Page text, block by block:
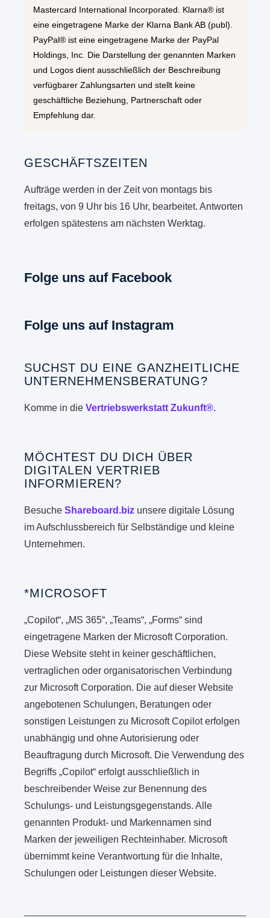
Mastercard International Incorporated. Klarna® ist
eine eingetragene Marke der Klarna Bank AB (publ).
PayPal® ist eine eingetragene Marke der PayPal
Holdings, Inc. Die Darstellung der genannten Marken
und Logos dient ausschließlich der Beschreibung
verfügbarer Zahlungsarten und stellt keine
geschäftliche Beziehung, Partnerschaft oder
Empfehlung dar.
GESCHÄFTSZEITEN
Aufträge werden in der Zeit von montags bis
freitags, von 9 Uhr bis 16 Uhr, bearbeitet. Antworten
erfolgen spätestens am nächsten Werktag.
Folge uns auf Facebook
Folge uns auf Instagram
SUCHST DU EINE GANZHEITLICHE
UNTERNEHMENSBERATUNG?
Komme in dieVertriebswerkstatt Zukunft®.
MÖCHTEST DU DICH ÜBER
DIGITALEN VERTRIEB
INFORMIEREN?
BesucheShareboard.biz unsere digitale Lösung
im Aufschlussbereich für Selbständige und kleine
Unternehmen.
*MICROSOFT
„Copilot“, „MS 365“, „Teams“, „Forms“ sind
eingetragene Marken der Microsoft Corporation.
Diese Website steht in keiner geschäftlichen,
vertraglichen oder organisatorischen Verbindung
zur Microsoft Corporation. Die auf dieser Website
angebotenen Schulungen, Beratungen oder
sonstigen Leistungen zu Microsoft Copilot erfolgen
unabhängig und ohne Autorisierung oder
Beauftragung durch Microsoft. Die Verwendung des
Begriffs „Copilot“ erfolgt ausschließlich in
beschreibender Weise zur Benennung des
Schulungs- und Leistungsgegenstands. Alle
genannten Produkt- und Markennamen sind
Marken der jeweiligen Rechteinhaber. Microsoft
übernimmt keine Verantwortung für die Inhalte,
Schulungen oder Leistungen dieser Website.